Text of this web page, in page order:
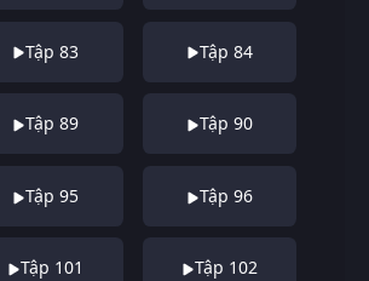
Tập 83 Tập 84
Tập 89 Tập 90
Tập 95 Tập 96
Tập 101 Tập 102